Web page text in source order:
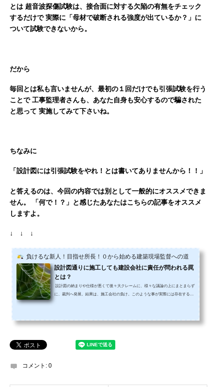
とは 超音波探傷試験は、接合面に対する欠陥の有無をチェック
するだけで 実際に「母材で破断される強度が出ているか？」に
ついて試験できないから。
だから
毎回とは私も言いませんが、最初の１回だけでも引張試験を行う
ことで 工事監理者さんも、あなた自身も安心するので騙された
と思って 実施してみて下さいね。
ちなみに
「設計図には引張試験をやれ！とは書いてありませんから！！」
と答えるのは、今回の内容では別として一般的にオススメできま
せん。
「何で！？」と感じたあなたはこちらの記事をオススメ
しますよ。
↓ ↓ ↓
負けるな新人！目指せ所長！０から始める建築現場監督への道
設計図通りに施工しても建設会社に責任が問われる罠
とは？
設計図の納まりや仕様が悪くて後々大クレームに、様々な議論の上にまとまらず
に、裁判へ発展。結果は、施工会社の負け。このような事が実際には存在する。
コメント: 0